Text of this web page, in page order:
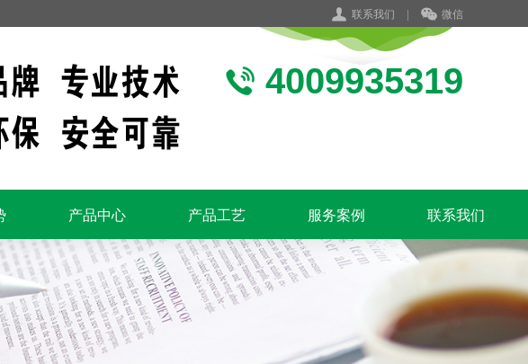
联系我们 | 微信
4009935319
产品中心 产品工艺 服务案例 联系我们